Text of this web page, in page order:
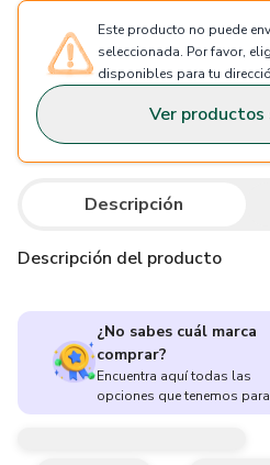
Este producto no puede
seleccionada. Por favor,
disponibles para tu
Ver productos
Descripción
Descripción del producto
¿No sabes cuál marca
comprar?
Encuentra aquí todas las
opciones que tenemos